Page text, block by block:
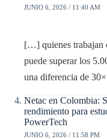
JUNIO 6, 2026 / 11:40 AM
[…] quienes trabajan
puede superar los
una diferencia de
Netac en Colombia:
rendimiento para
PowerTech
JUNIO 6, 2026 / 11:58 PM